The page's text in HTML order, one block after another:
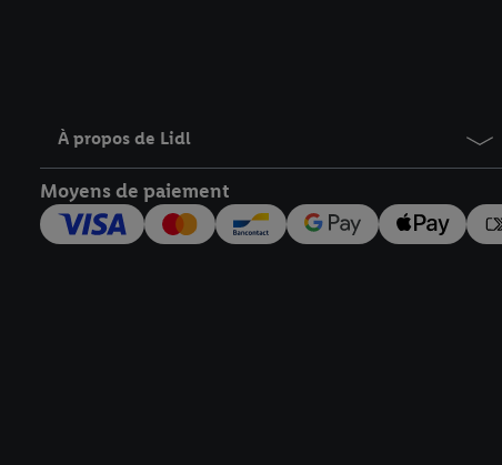
À propos de Lidl
Moyens de paiement